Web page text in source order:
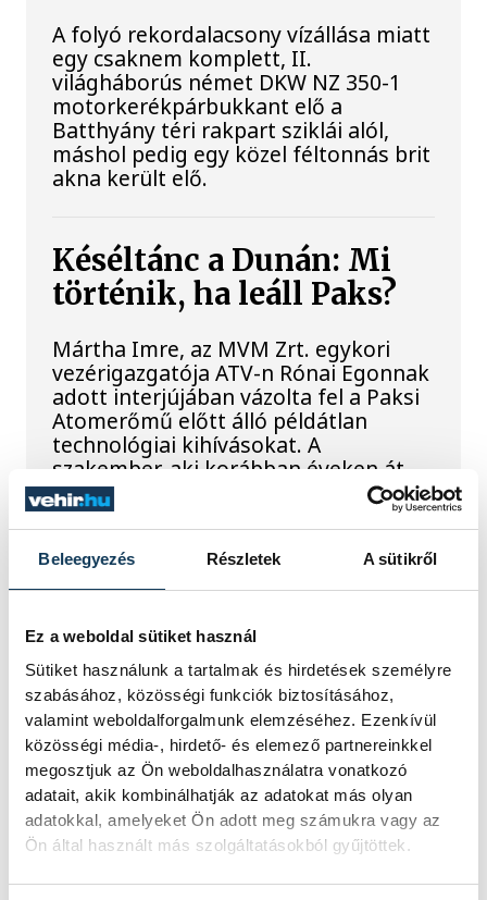
Beleegyezés Részletek A sütikről
Ez a weboldal sütiket használ
Sütiket használunk a tartalmak és hirdetések személyre
szabásához, közösségi funkciók biztosításához,
valamint weboldalforgalmunk elemzéséhez. Ezenkívül
közösségi média-, hirdető- és elemező partnereinkkel
megosztjuk az Ön weboldalhasználatra vonatkozó
adatait, akik kombinálhatják az adatokat más olyan
adatokkal, amelyeket Ön adott meg számukra vagy az
Ön által használt más szolgáltatásokból gyűjtöttek.
A folyó rekordalacsony vízállása miatt
egy csaknem komplett, II.
világháborús német DKW NZ 350-1
motorkerékpárbukkant elő a
Batthyány téri rakpart sziklái alól,
máshol pedig egy közel féltonnás brit
akna került elő.
Késéltánc a Dunán: Mi
történik, ha leáll Paks?
Mártha Imre, az MVM Zrt. egykori
vezérigazgatója ATV-n Rónai Egonnak
adott interjújában vázolta fel a Paksi
Atomerőmű előtt álló példátlan
technológiai kihívásokat. A
szakember, aki korábban éveken át
felelt a hazai energetikai
fejlesztésekért és a paksi blokkok
működéséért, arra figyelmeztet: az
erőmű olyan üzemállapotban van,
amelyre eredetileg nem tervezték.
A Tisza-frakció
kezdeményezte, hogy
jövő kedden legyen az
államfőválasztás
A Tisza-frakció kezdeményezte, hogy
a parlament jövő kedden válassza